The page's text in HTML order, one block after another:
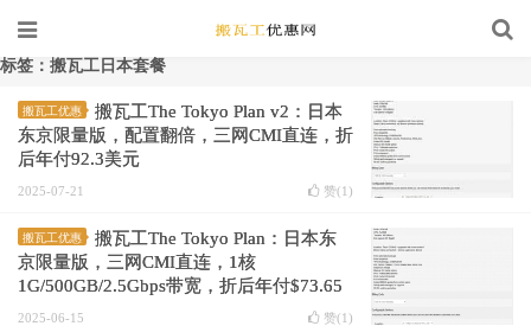
标签：搬瓦工日本套餐
搬瓦工优惠
搬瓦工The Tokyo Plan v2：日本
东京限量版，配置翻倍，三网CMI直连，折
后年付92.3美元
2025-07-21 赞(1 )
搬瓦工优惠
搬瓦工The Tokyo Plan：日本东
京限量版，三网CMI直连，1核
1G/500GB/2.5Gbps带宽，折后年付$73.65
2025-06-15 赞(1 )